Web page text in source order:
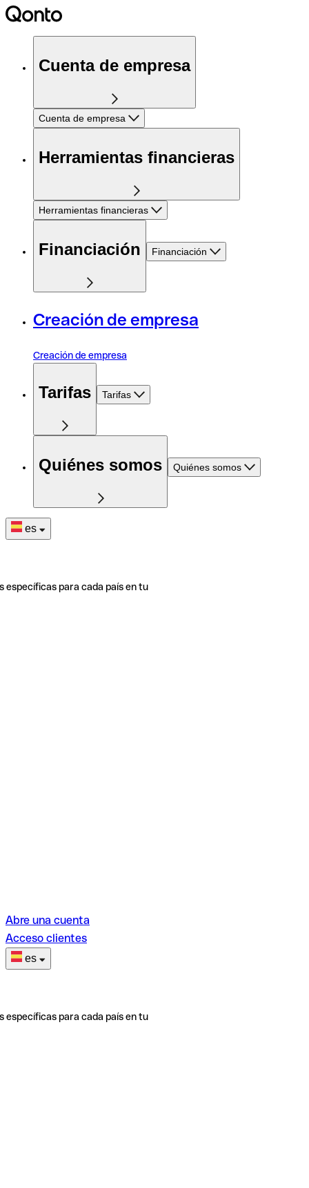
Cuenta de empresa
Cuenta de empresa
Herramientas financieras
Herramientas financieras
Financiación Financiación
Creación de empresa
Creación de empresa
Tarifas Tarifas
Quiénes somos Quiénes somos
es
específicas para cada país en tu
Abre una cuenta
Acceso clientes
es
específicas para cada país en tu